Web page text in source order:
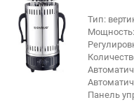
Тип:
Панель